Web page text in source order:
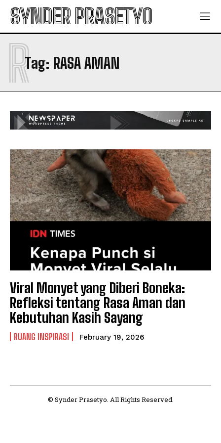
SYNDER PRASETYO
Tag: RASA AMAN
R
Viral Monyet yang Diberi Boneka:
Refleksi tentang Rasa Aman dan
Kebutuhan Kasih Sayang
RUANG INSPIRASI February 19, 2026
© Synder Prasetyo. All Rights Reserved.